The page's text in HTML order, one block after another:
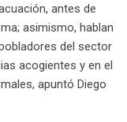
antes de
asimismo, hablan
del sector
acogientes y en el
apuntó Diego